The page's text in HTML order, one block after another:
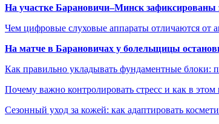
На участке Барановичи–Минск зафиксированы
Чем цифровые слуховые аппараты отличаются от
На матче в Барановичах у болельщицы
Как правильно укладывать фундаментные блоки:
Почему важно контролировать стресс и как в этом
Сезонный уход за кожей: как адаптировать